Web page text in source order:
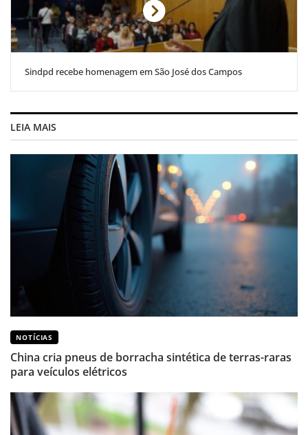
Sindpd recebe homenagem em São José dos Campos
LEIA MAIS
NOTÍCIAS
China cria pneus de borracha sintética de terras-raras
para veículos elétricos